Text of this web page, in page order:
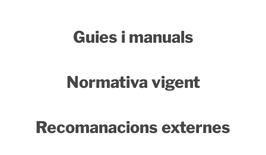
Guies i manuals
Normativa vigent
Recomanacions externes